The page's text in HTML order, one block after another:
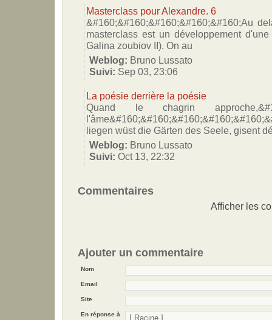
Masterclass pour Alexandre. 6
&#160;&#160;&#160;&#160;&#160;Au
masterclass est un développement
Galina zoubiov II). On au
Weblog: Bruno Lussato
Suivi: Sep 03, 23:06
La poésie derrière la poésie
Quand le chagrin
liegen wüst die Gärten des Seele, gisent
Weblog: Bruno Lussato
Suivi: Oct 13, 22:32
Commentaires
Afficher les
Ajouter un commentaire
Nom
Email
Site
En réponse à